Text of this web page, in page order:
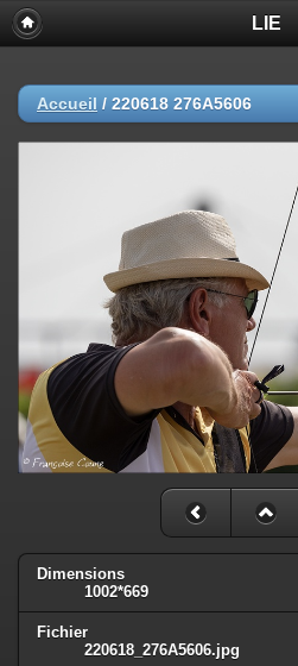
LIE
Accueil / 220618 276A5606
Dimensions
1002*669
Fichier
220618_276A5606.jpg